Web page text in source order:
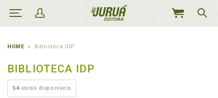
MEU
HOME Biblioteca IDP
BIBLIOTECA IDP
54obras disponíveis